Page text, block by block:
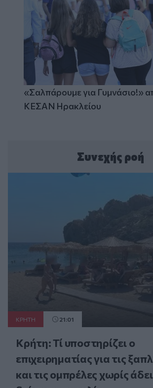
«Σαλπάρουμε για Γυμνάσιο!»
ΚΕΣΑΝ Ηρακλείου
Συνεχής ροή
ΚΡΗΤΗ 21:01
Κρήτη: Τί υποστηρίζει ο
επιχειρηματίας για τις
και τις ομπρέλες χωρίς